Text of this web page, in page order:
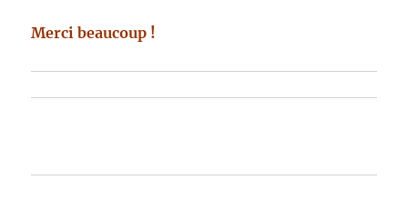
Merci beaucoup !